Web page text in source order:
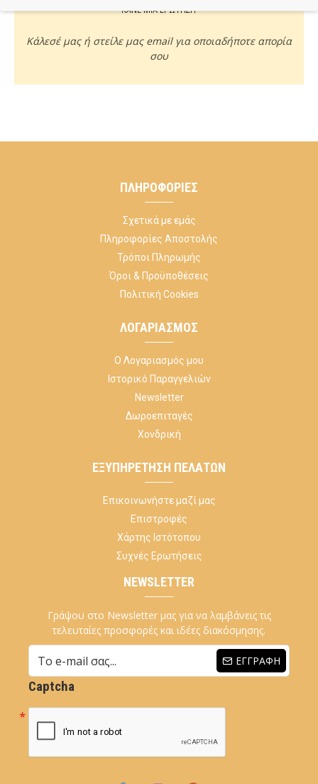
ΚΑΝΕ ΜΙΑ ΕΡΩΤΗΣΗ
Κάλεσέ μας ή στείλε μας email για οποιαδήποτε απορία
σου
ΠΛΗΡΟΦΟΡΊΕΣ
Σχετικά με εμάς
Πληροφορίες Αποστολής
Τρόποι Πληρωμής
Όροι & Προϋποθέσεις
Πολιτική Cookies
ΛΟΓΑΡΙΑΣΜΌΣ
Ο Λογαριασμός μου
Ιστορικό Παραγγελιών
Newsletter
Δωροεπιταγές
Χονδρική
ΕΞΥΠΗΡΈΤΗΣΗ ΠΕΛΑΤΏΝ
Επικοινωνήστε μαζί μας
Επιστροφές
Χάρτης Ιστότοπου
Συχνές Ερωτήσεις
NEWSLETTER
Γράψου στο Newsletter μας για να λαμβάνεις τις
τελευταίες προσφορές και ιδέες διακόσμησης.
ΕΓΓΡΑΦΉ
Captcha